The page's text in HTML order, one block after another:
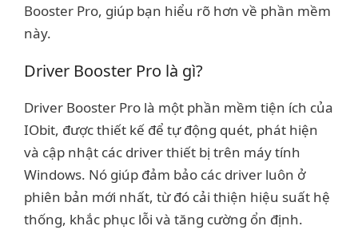
Booster Pro, giúp bạn hiểu rõ hơn về phần mềm
này.
Driver Booster Pro là gì?
Driver Booster Pro là một phần mềm tiện ích của
IObit, được thiết kế để tự động quét, phát hiện
và cập nhật các driver thiết bị trên máy tính
Windows. Nó giúp đảm bảo các driver luôn ở
phiên bản mới nhất, từ đó cải thiện hiệu suất hệ
thống, khắc phục lỗi và tăng cường ổn định.